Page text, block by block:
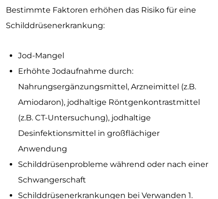
Bestimmte Faktoren erhöhen das Risiko für eine
Schilddrüsenerkrankung:
Jod-Mangel
Erhöhte Jodaufnahme durch:
Nahrungsergänzungsmittel, Arzneimittel (z.B.
Amiodaron), jodhaltige Röntgenkontrastmittel
(z.B. CT-Untersuchung), jodhaltige
Desinfektionsmittel in großflächiger
Anwendung
Schilddrüsenprobleme während oder nach einer
Schwangerschaft
Schilddrüsenerkrankungen bei Verwanden 1.